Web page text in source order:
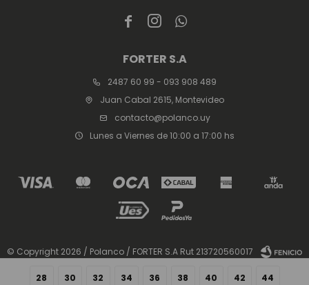
28 30 32 34 36 38 40 42 44
  
FORTER S.A
2487 60 99 - 093 908 489
Juan Cabal 2615, Montevideo
contacto@polanco.uy
Lunes a Viernes de 10:00 a 17:00 hs
© Copyright 2026 / Polanco / FORTER S.A Rut 213720560017